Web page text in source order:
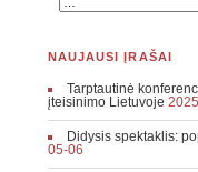
NAUJAUSI ĮRAŠAI
Tarptautinė
įteisinimo Lietuvoje
Didysis spektaklis:
05-06